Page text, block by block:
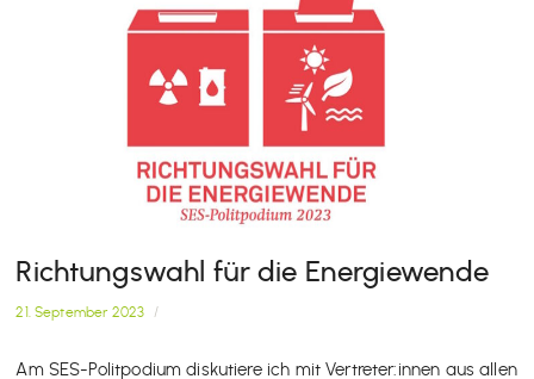
Richtungswahl für die Energiewende
21. September 2023 /
Am SES-Politpodium diskutiere ich mit Vertreter:innen aus allen